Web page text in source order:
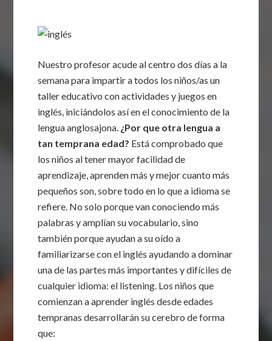
Nuestro profesor acude al centro dos días a la
semana para impartir a todos los niños/as un
taller educativo con actividades y juegos en
inglés, iniciándolos así en el conocimiento de la
lengua anglosajona. ¿Por que otra lengua a
tan temprana edad? Está comprobado que
los niños al tener mayor facilidad de
aprendizaje, aprenden más y mejor cuanto más
pequeños son, sobre todo en lo que a idioma se
refiere. No solo porque van conociendo más
palabras y amplían su vocabulario, sino
también porque ayudan a su oído a
familiarizarse con el inglés ayudando a dominar
una de las partes más importantes y difíciles de
cualquier idioma: el listening. Los niños que
comienzan a aprender inglés desde edades
tempranas desarrollarán su cerebro de forma
que: